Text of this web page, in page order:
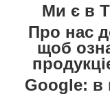
Ми є в
Про нас
щоб
Google: в